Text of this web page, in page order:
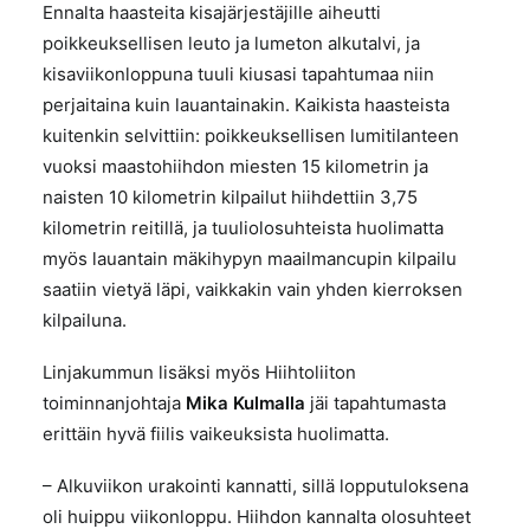
Ennalta haasteita kisajärjestäjille aiheutti
poikkeuksellisen leuto ja lumeton alkutalvi, ja
kisaviikonloppuna tuuli kiusasi tapahtumaa niin
perjaitaina kuin lauantainakin. Kaikista haasteista
kuitenkin selvittiin: poikkeuksellisen lumitilanteen
vuoksi maastohiihdon miesten 15 kilometrin ja
naisten 10 kilometrin kilpailut hiihdettiin 3,75
kilometrin reitillä, ja tuuliolosuhteista huolimatta
myös lauantain mäkihypyn maailmancupin kilpailu
saatiin vietyä läpi, vaikkakin vain yhden kierroksen
kilpailuna.
Linjakummun lisäksi myös Hiihtoliiton
toiminnanjohtaja Mika Kulmalla jäi tapahtumasta
erittäin hyvä fiilis vaikeuksista huolimatta.
– Alkuviikon urakointi kannatti, sillä lopputuloksena
oli huippu viikonloppu. Hiihdon kannalta olosuhteet